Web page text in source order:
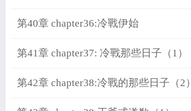
第40章 chapter36:冷戰伊始
第41章 chapter37: 冷戰那些日子（1）
第42章 chapter38:冷戰的那些日子（2）